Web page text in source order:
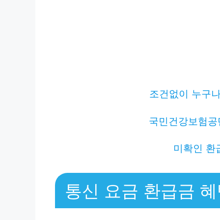
조건없이 누구
국민건강보험
미확인 환
통신 요금 환급금